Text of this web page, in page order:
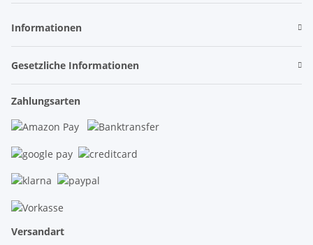
Informationen
Gesetzliche Informationen
Zahlungsarten
Versandart